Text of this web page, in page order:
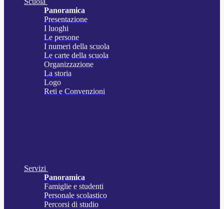
Panoramica
Presentazione
I luoghi
Le persone
I numeri della scuola
Le carte della scuola
Organizzazione
La storia
Logo
Reti e Convenzioni
Servizi
Panoramica
Famiglie e studenti
Personale scolastico
Percorsi di studio